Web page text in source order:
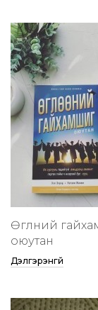
Өглөөний
оюутан
Дэлгэрэнгүй